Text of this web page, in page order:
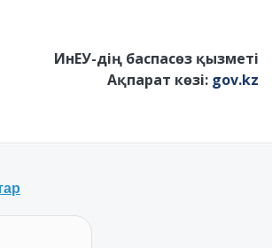
ИнЕУ-дің баспасөз қызметі
Ақпарат көзі: gov.kz